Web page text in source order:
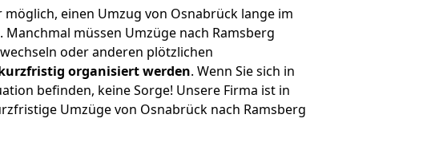
möglich, einen Umzug von Osnabrück lange im
Manchmal müssen Umzüge nach Ramsberg
oder anderen plötzlichen
organisiert werden. Wenn Sie sich in
befinden, keine Sorge! Unsere Firma ist in
Umzüge von Osnabrück nach Ramsberg